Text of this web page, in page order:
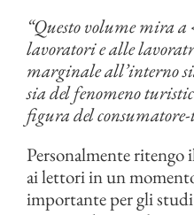
“Questo volume mira
lavoratori e alle
marginale all’interno
sia del fenomeno
figura del
Personalmente
ai lettori in un
importante per gli studi